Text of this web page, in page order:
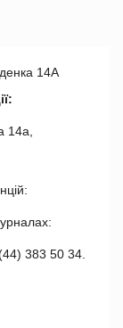
14А
14а,
383 50 34.